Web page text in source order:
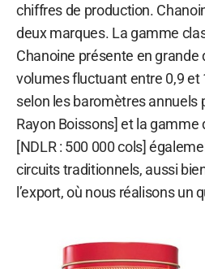
chiffres de production.
deux marques. La gamme
Chanoine présente en grande
volumes fluctuant entre 0,9 et
selon les baromètres annuels
Rayon Boissons] et la gamme
[NDLR : 500 000 cols]
circuits traditionnels, aussi
l’export, où nous réalisons un